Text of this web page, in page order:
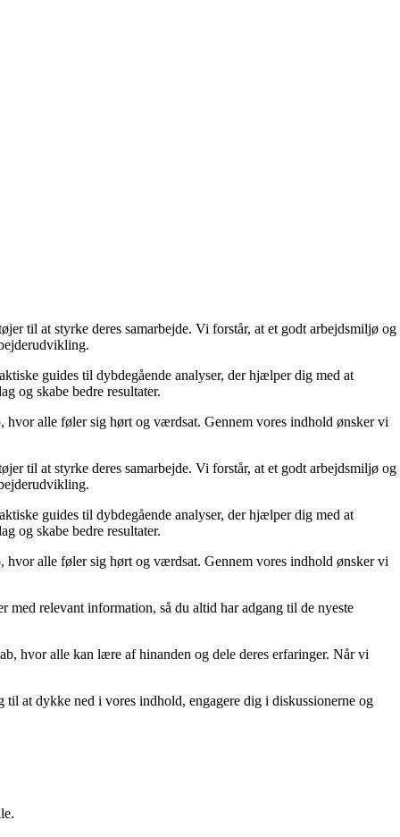
til at styrke deres samarbejde. Vi forstår, at et godt arbejdsmiljø og
guides til dybdegående analyser, der hjælper dig med at
og skabe bedre resultater.
hvor alle føler sig hørt og værdsat. Gennem vores indhold ønsker vi
til at styrke deres samarbejde. Vi forstår, at et godt arbejdsmiljø og
guides til dybdegående analyser, der hjælper dig med at
og skabe bedre resultater.
hvor alle føler sig hørt og værdsat. Gennem vores indhold ønsker vi
relevant information, så du altid har adgang til de nyeste
hvor alle kan lære af hinanden og dele deres erfaringer. Når vi
at dykke ned i vores indhold, engagere dig i diskussionerne og